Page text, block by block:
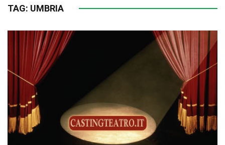
TAG: UMBRIA